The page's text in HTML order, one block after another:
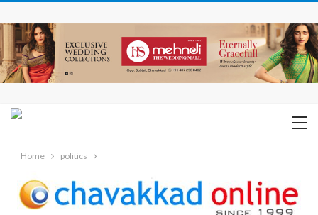
Home politics